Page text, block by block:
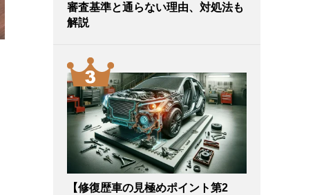
審査基準と通らない理由、対処法も
解説
【修復歴車の見極めポイント第2